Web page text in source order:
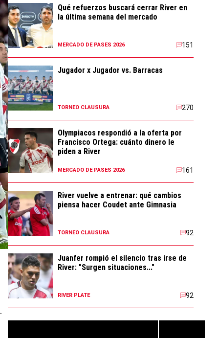
.
Qué refuerzos buscará cerrar River en
la última semana del mercado
MERCADO DE PASES 2026 151
Jugador x Jugador vs. Barracas
TORNEO CLAUSURA 270
Olympiacos respondió a la oferta por
Francisco Ortega: cuánto dinero le
piden a River
MERCADO DE PASES 2026 161
River vuelve a entrenar: qué cambios
piensa hacer Coudet ante Gimnasia
TORNEO CLAUSURA 92
Juanfer rompió el silencio tras irse de
River: "Surgen situaciones..."
RIVER PLATE 92